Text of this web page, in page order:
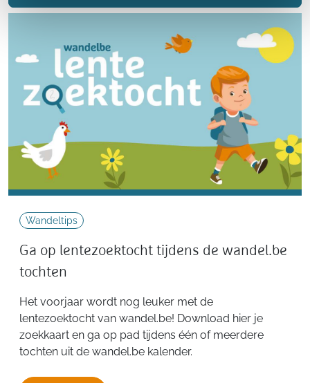
Wandeltips
Ga op lentezoektocht tijdens de wandel.be
tochten
Het voorjaar wordt nog leuker met de
lentezoektocht van wandel.be! Download hier je
zoekkaart en ga op pad tijdens één of meerdere
tochten uit de wandel.be kalender.